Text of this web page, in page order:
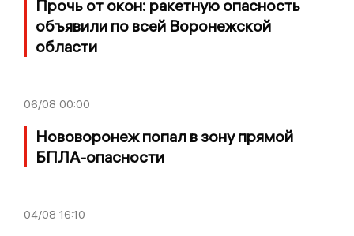
Прочь от окон: ракетную опасность
объявили по всей Воронежской
области
06/08 00:00
Нововоронеж попал в зону прямой
БПЛА-опасности
04/08 16:10